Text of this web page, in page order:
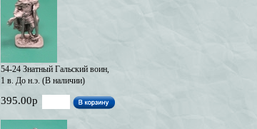
54-24 Знатный Гальский воин,
1 в. До н.э. (В наличии)
395.00р